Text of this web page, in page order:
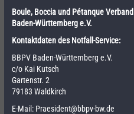
Boule, Boccia und Pétanque Verband
Baden-Württemberg e.V.
Kontaktdaten des Notfall-Service:
BBPV Baden-Württemberg e.V.
c/o Kai Kutsch
Gartenstr. 2
79183 Waldkirch
E-Mail: Praesident@bbpv-bw.de